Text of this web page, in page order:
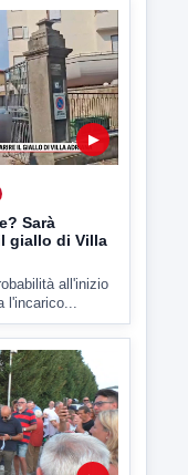
indagato:
stradale
Valentino,
▶
Sarà
giallo di Villa
all'inizio
l'incarico...